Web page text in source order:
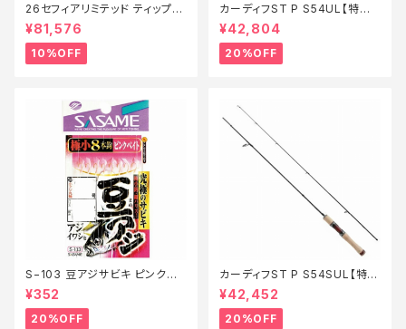
26セフィアリミテッド ティップエ
ギング S63ML+S【継続セール_
ロッド】【10】
¥81,576
10%OFF
カーディフST P S54UL【特価
ロッド】【20】
¥42,804
20%OFF
S−103 豆アジサビキ ピンクベ
イト 1【特価仕掛】【20】
¥352
20%OFF
カーディフST P S54SUL【特価
ロッド】【20】
¥42,452
20%OFF